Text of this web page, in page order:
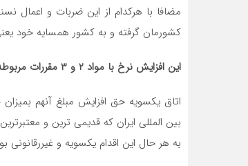
مضافا با هرکدام از این ضربات و اعمال
کشورمان گرفته و به کشور همسایه خود
این افزایش نرخ با مواد ۲ و ۳ مقررات مربوطه مغایرت دارد؛ شما این تخلف را چگونه تفسیر می‌کنید؟
بین المللی ایران که قدیمی ترین و
به هر حال این اقدام یکسویه و